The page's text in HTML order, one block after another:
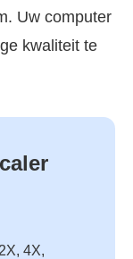
Uw computer
kwaliteit te
4X,